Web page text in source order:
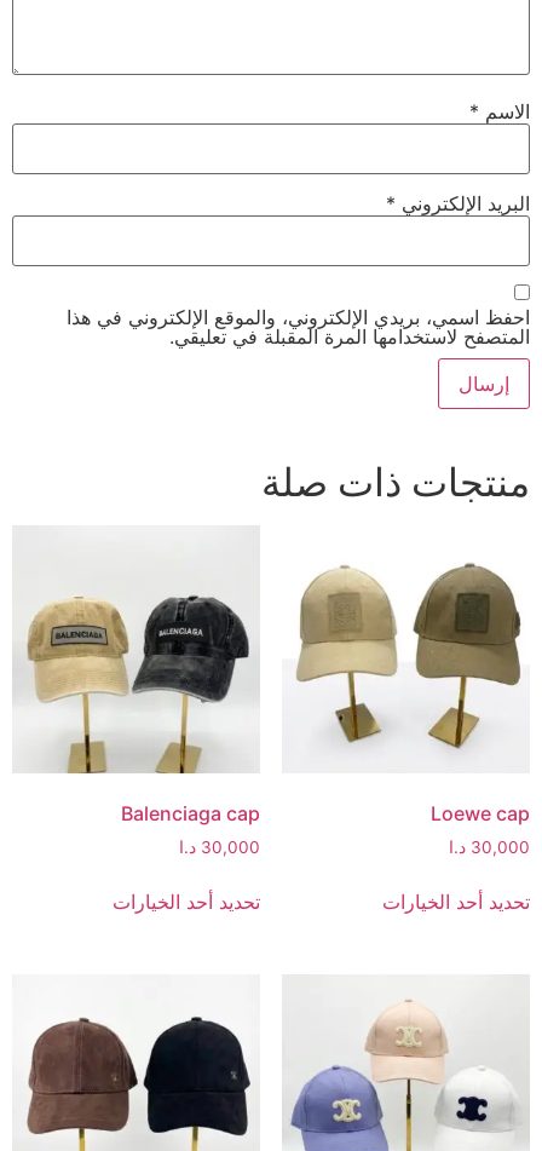
الاسم *
البريد الإلكتروني *
احفظ اسمي، بريدي الإلكتروني، والموقع الإلكتروني في هذا
المتصفح لاستخدامها المرة المقبلة في تعليقي.
منتجات ذات صلة
Loewe cap
30,000 د.ا
تحديد أحد الخيارات
Balenciaga cap
30,000 د.ا
تحديد أحد الخيارات